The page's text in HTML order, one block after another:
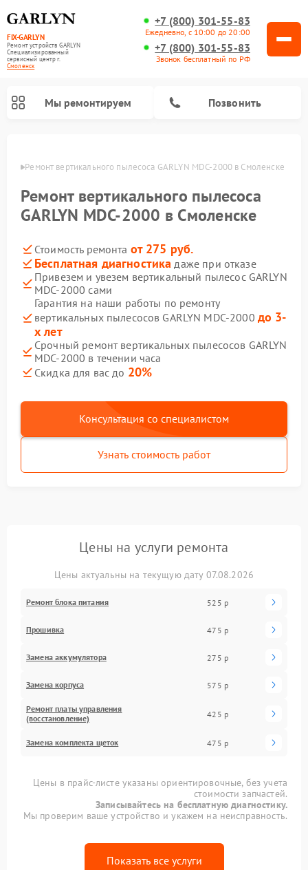
FIX-GARLYN
Ремонт устройств GARLYN
Специализированный
cервисный центр г.
Смоленск
+7 (800) 301-55-83
Ежедневно, с 10:00 до 20:00
+7 (800) 301-55-83
Звонок бесплатный по РФ
Мы ремонтируем Позвонить
Ремонт вертикального пылесоса GARLYN MDC-2000 в Смоленске
Ремонт вертикального пылесоса
GARLYN MDC-2000 в Смоленске
Стоимость ремонта от 275 руб.
Бесплатная диагностика даже при отказе
Привезем и увезем вертикальный пылесос GARLYN
MDC-2000 сами
Гарантия на наши работы по ремонту
вертикальных пылесосов GARLYN MDC-2000 до 3-
х лет
Срочный ремонт вертикальных пылесосов GARLYN
MDC-2000 в течении часа
Скидка для вас до 20%
Консультация со специалистом
Узнать стоимость работ
Цены на услуги ремонта
Цены актуальны на текущую дату 07.08.2026
Ремонт блока питания 525 р
Прошивка 475 р
Замена аккумулятора 275 р
Замена корпуса 575 р
Ремонт платы управления
(восстановление)
425 р
Замена комплекта щеток 475 р
Цены в прайс-листе указаны ориентировочные, без учета
стоимости запчастей.
Записывайтесь на бесплатную диагностику.
Мы проверим ваше устройство и укажем на неисправность.
Показать все услуги